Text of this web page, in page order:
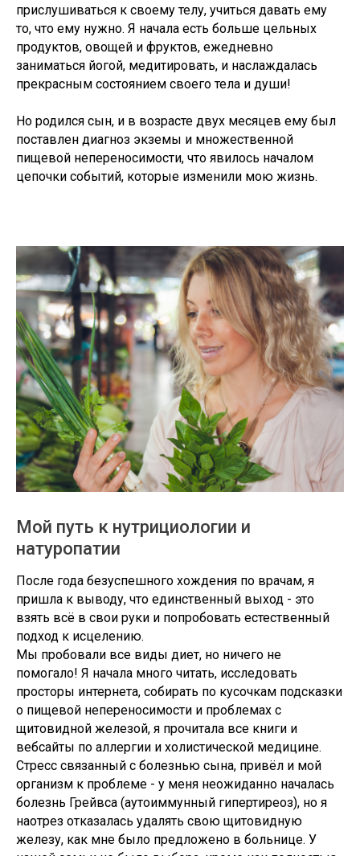
прислушиваться к своему телу, учиться давать ему
то, что ему нужно. Я начала есть больше цельных
продуктов, овощей и фруктов, ежедневно
заниматься йогой, медитировать, и наслаждалась
прекрасным состоянием своего тела и души!
Но родился сын, и в возрасте двух месяцев ему был
поставлен диагноз экземы и множественной
пищевой непереносимости, что явилось началом
цепочки событий, которые изменили мою жизнь.
Мой путь к нутрициологии и
натуропатии
После года безуспешного хождения по врачам, я
пришла к выводу, что единственный выход - это
взять всё в свои руки и попробовать естественный
подход к исцелению.
Мы пробовали все виды диет, но ничего не
помогало! Я начала много читать, исследовать
просторы интернета, собирать по кусочкам подсказки
о пищевой непереносимости и проблемах с
щитовидной железой, я прочитала все книги и
вебсайты по аллергии и холистической медицине.
Стресс связанный с болезнью сына, привёл и мой
организм к проблеме - у меня неожиданно началась
болезнь Грейвса (аутоиммунный гипертиреоз), но я
наотрез отказалась удалять свою щитовидную
железу, как мне было предложено в больнице. У